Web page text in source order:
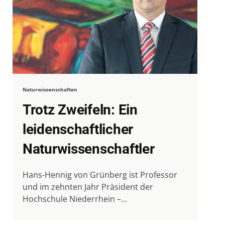
Naturwissenschaften
Trotz Zweifeln: Ein
leidenschaftlicher
Naturwissenschaftler
Hans-Hennig von Grünberg ist Professor
und im zehnten Jahr Präsident der
Hochschule Niederrhein –...